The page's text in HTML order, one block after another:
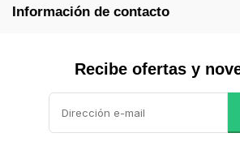
Información de contacto
Recibe ofertas y